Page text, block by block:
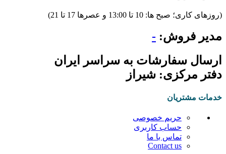
(روزهای کاری؛ صبح ها: 10 تا 13:00 و عصرها 17 تا 21)
مدیر فروش: -
ارسال سفارشات به سراسر ایران
دفتر مرکزی: شیراز
خدمات مشتریان
حریم خصوصی
حساب کاربری
تماس با ما
Contact us